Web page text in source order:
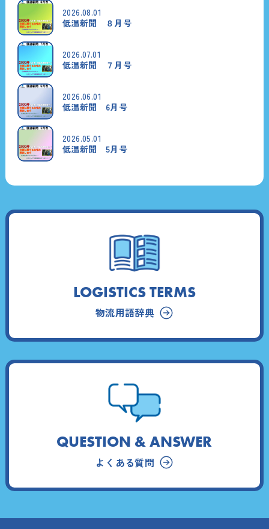
2026.08.01
低温新聞 ８月号
2026.07.01
低温新聞 ７月号
2026.06.01
低温新聞 6月号
2026.05.01
低温新聞 5月号
LOGISTICS TERMS
物流用語辞典
QUESTION & ANSWER
よくある質問